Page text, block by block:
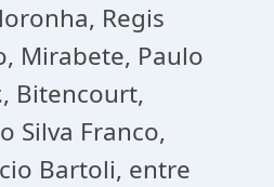
Regis
Mirabete, Paulo
Bitencourt,
Silva Franco,
Bartoli, entre